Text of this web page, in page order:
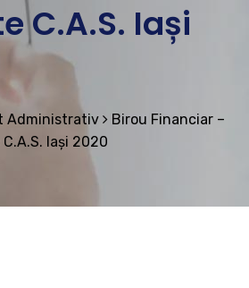
C.A.S. Iași
Administrativ
Birou Financiar –
Iași 2020